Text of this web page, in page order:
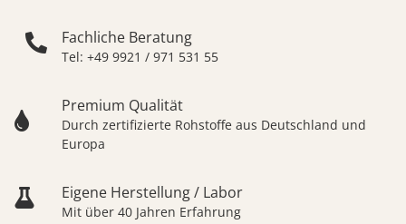
Fachliche Beratung
Tel: +49 9921 / 971 531 55
Premium Qualität
Durch zertifizierte Rohstoffe aus Deutschland und
Europa
Eigene Herstellung / Labor
Mit über 40 Jahren Erfahrung